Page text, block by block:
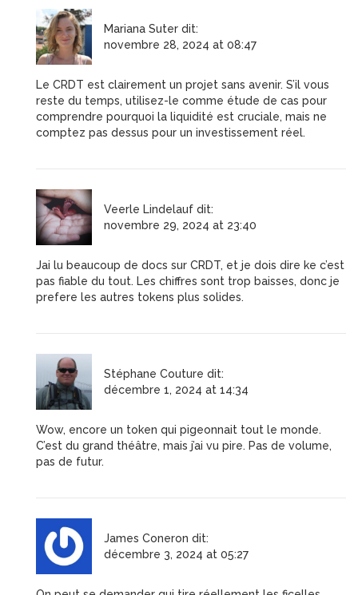
Mariana Suter dit:
novembre 28, 2024 at 08:47
Le CRDT est clairement un projet sans avenir. S’il vous
reste du temps, utilisez-le comme étude de cas pour
comprendre pourquoi la liquidité est cruciale, mais ne
comptez pas dessus pour un investissement réel.
Veerle Lindelauf dit:
novembre 29, 2024 at 23:40
Jai lu beaucoup de docs sur CRDT, et je dois dire ke c’est
pas fiable du tout. Les chiffres sont trop baisses, donc je
prefere les autres tokens plus solides.
Stéphane Couture dit:
décembre 1, 2024 at 14:34
Wow, encore un token qui pigeonnait tout le monde.
C’est du grand théâtre, mais j’ai vu pire. Pas de volume,
pas de futur.
James Coneron dit:
décembre 3, 2024 at 05:27